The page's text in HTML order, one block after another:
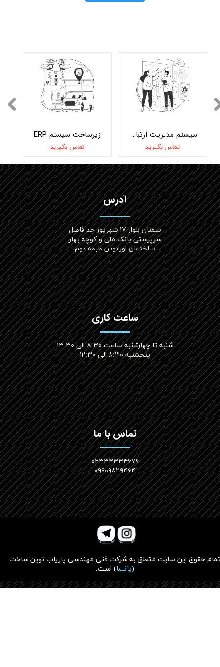
زیرساخت سیستم ERP
تماس بگیرید
سیستم مدیریت ارتباط مشتریان CRM‌
تماس بگیرید
آدرس
سمنان بلوار ۱۷ شهریور حد فاصل
سرپرستی بانک ملی و کوچه بهار
ساختمان اورانوس طبقه دوم
ساعت کاری
شنبه تا چهارشنبه ساعت ۸:۳۰ الی ۱۳:۳۰
پنجشنبه ۸:۳۰ الی ۱۲:۳۰​​​​​​​
تماس با ما
۰۲۳۳۳۳۳۴۶۷۶
۰۹۹۰۹۸۲۹۴۶۴
تمام حقوق این سایت متعلق به شرکت فنی مهندسی پاریاب نوین ساخت
(پانسا) است.